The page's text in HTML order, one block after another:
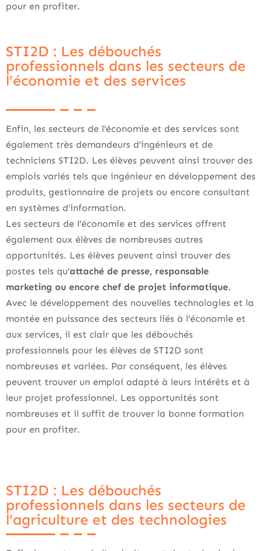
pour en profiter.
STI2D : Les débouchés
professionnels dans les secteurs de
l’économie et des services
Enfin, les secteurs de l’économie et des services sont
également très demandeurs d’ingénieurs et de
techniciens STI2D. Les élèves peuvent ainsi trouver des
emplois variés tels que ingénieur en développement des
produits, gestionnaire de projets ou encore consultant
en systèmes d’information.
Les secteurs de l’économie et des services offrent
également aux élèves de nombreuses autres
opportunités. Les élèves peuvent ainsi trouver des
postes tels qu’attaché de presse, responsable
marketing ou encore chef de projet informatique.
Avec le développement des nouvelles technologies et la
montée en puissance des secteurs liés à l’économie et
aux services, il est clair que les débouchés
professionnels pour les élèves de STI2D sont
nombreuses et variées. Par conséquent, les élèves
peuvent trouver un emploi adapté à leurs intérêts et à
leur projet professionnel. Les opportunités sont
nombreuses et il suffit de trouver la bonne formation
pour en profiter.
STI2D : Les débouchés
professionnels dans les secteurs de
l’agriculture et des technologies